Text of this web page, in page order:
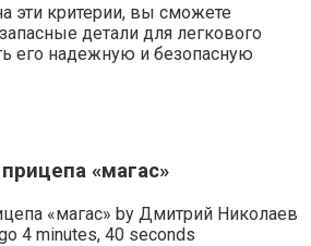
эти критерии, вы сможете
детали для легкового
его надежную и безопасную
«магас»
«магас» by Дмитрий Николаев
4 minutes, 40 seconds